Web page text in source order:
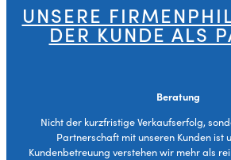
UNSERE
DER KUNDE ALS
Beratung
Nicht der kurzfristige Verkaufserfolg,
Partnerschaft mit unseren Kunden ist
Kundenbetreuung verstehen wir mehr als